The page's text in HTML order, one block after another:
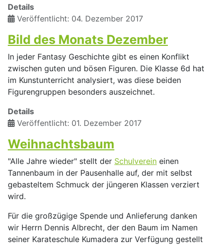
Details
Veröffentlicht: 04. Dezember 2017
Bild des Monats Dezember
In jeder Fantasy Geschichte gibt es einen Konflikt
zwischen guten und bösen Figuren. Die Klasse 6d hat
im Kunstunterricht analysiert, was diese beiden
Figurengruppen besonders auszeichnet.
Details
Veröffentlicht: 01. Dezember 2017
Weihnachtsbaum
"Alle Jahre wieder" stellt der Schulverein einen
Tannenbaum in der Pausenhalle auf, der mit selbst
gebasteltem Schmuck der jüngeren Klassen verziert
wird.
Für die großzügige Spende und Anlieferung danken
wir Herrn Dennis Albrecht, der den Baum im Namen
seiner Karateschule Kumadera zur Verfügung gestellt